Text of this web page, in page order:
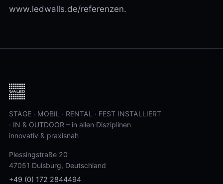
www.ledwalls.de/referenzen.
STAGE · MOBIL · RENTAL · FEST INSTALLIERT
· IN & OUTDOOR – in allen Disziplinen
innovativ & praxisnah
Plessingstraße 20
47051 Duisburg, Deutschland
+49 (0) 172 2844494